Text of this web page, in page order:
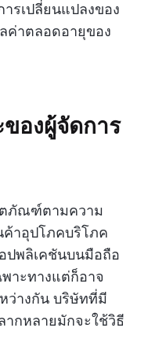
รเปลี่ยนแปลงของ
ค่าตลอดอายุของ
องผู้จัดการ
ตภัณฑ์ตามความ
ค้าอุปโภคบริโภค
ปพลิเคชันบนมือถือ
าะทางแต่ก็อาจ
ว่างกัน บริษัทที่มี
กหลายมักจะใช้วิธี